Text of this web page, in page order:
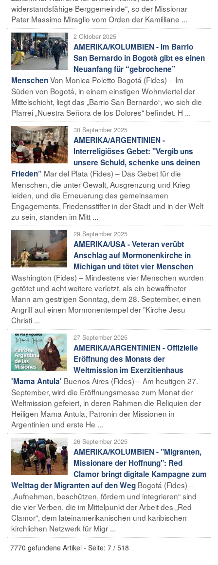
widerstandsfähige Berggemeinde“, so der Missionar
Pater Massimo Miraglio vom Orden der Kamilliane ...
2 Oktober 2025
AMERIKA/KOLUMBIEN - Im Barrio
San Bernardo in Bogotà gibt es einen
Neuanfang für “gebrochene”
MenschenVon Monica Poletto Bogotá (Fides) – Im
Süden von Bogotá, in einem einstigen Wohnviertel der
Mittelschicht, liegt das „Barrio San Bernardo“, wo sich die
Pfarrei „Nuestra Señora de los Dolores“ befindet. H ...
30 September 2025
AMERIKA/ARGENTINIEN -
Interreligiöses Gebet: "Vergib uns
unsere Schuld, schenke uns deinen
Frieden” Mar del Plata (Fides) – Das Gebet für die
Menschen, die unter Gewalt, Ausgrenzung und Krieg
leiden, und die Erneuerung des gemeinsamen
Engagements, Friedensstifter in der Stadt und in der Welt
zu sein, standen im Mitt ...
29 September 2025
AMERIKA/USA - Veteran verübt
Anschlag auf Mormonenkirche in
Michigan und tötet vier Menschen
Washington (Fides) – Mindestens vier Menschen wurden
getötet und acht weitere verletzt, als ein bewaffneter
Mann am gestrigen Sonntag, dem 28. September, einen
Angriff auf einen Mormonentempel der "Kirche Jesu
Christi ...
27 September 2025
AMERIKA/ARGENTINIEN - Offizielle
Eröffnung des Monats der
Weltmission im Exerzitienhaus
'Mama Antula' Buenos Aires (Fides) – Am heutigen 27.
September, wird die Eröffnungsmesse zum Monat der
Weltmission gefeiert, in deren Rahmen die Reliquien der
Heiligen Mama Antula, Patronin der Missionen in
Argentinien und erste He ...
26 September 2025
AMERIKA/KOLUMBIEN - "Migranten,
Missionare der Hoffnung": Red
Clamor bringt digitale Kampagne zum
Welttag der Migranten auf den Weg Bogotá (Fides) –
„Aufnehmen, beschützen, fördern und integrieren“ sind
die vier Verben, die im Mittelpunkt der Arbeit des „Red
Clamor“, dem lateinamerikanischen und karibischen
kirchlichen Netzwerk für Migr ...
7770 gefundene Artikel - Seite: 7 / 518